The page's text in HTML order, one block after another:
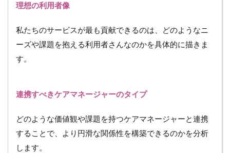
理想の利用者像
私たちのサービスが最も貢献できるのは、どのようなニ
ーズや課題を抱える利用者さんなのかを具体的に描きま
す。
連携すべきケアマネージャーのタイプ
どのような価値観や課題を持つケアマネージャーと連携
することで、より円滑な関係性を構築できるのかを分析
します。